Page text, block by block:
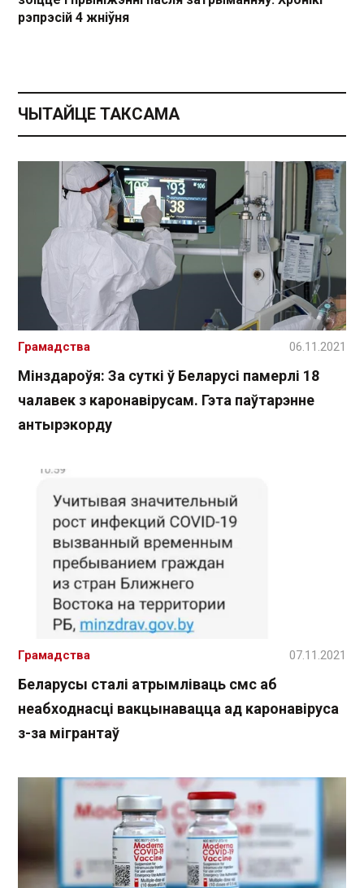
рэпрэсій 4 жніўня
ЧЫТАЙЦЕ ТАКСАМА
Мінздароўя: За суткі ў Беларусі памерлі 18
чалавек з каронавірусам. Гэта паўтарэнне
антырэкорду
Грамадства 06.11.2021
Беларусы сталі атрымліваць смс аб
неабходнасці вакцынавацца ад каронавіруса
з-за мігрантаў
Грамадства 07.11.2021